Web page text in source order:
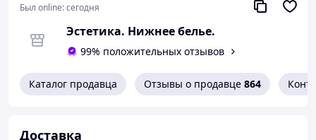
естественным способом и хранить в упаковке.
💖 Идеальный вариант для платьев с открытой спиной,
вечерних образов, летних топов, фотосессий, отпуска и
Преимущества:
✅ Нежно прилегают к коже
Был online:сегодня
Эстетика. Нижнее белье.
99% положительных отзывов
Каталог продавца Отзывы о продавце 864
Доставка